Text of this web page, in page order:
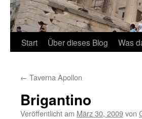
Start Über dieses Blog Was
← Taverna Apollon
Brigantino
Veröffentlicht am März 30, 2009von